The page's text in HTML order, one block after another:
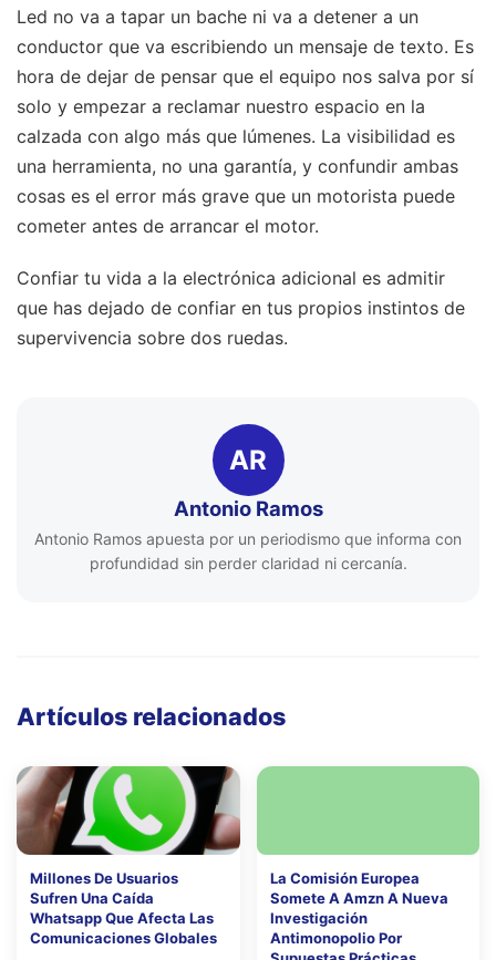
Led no va a tapar un bache ni va a detener a un
conductor que va escribiendo un mensaje de texto. Es
hora de dejar de pensar que el equipo nos salva por sí
solo y empezar a reclamar nuestro espacio en la
calzada con algo más que lúmenes. La visibilidad es
una herramienta, no una garantía, y confundir ambas
cosas es el error más grave que un motorista puede
cometer antes de arrancar el motor.
Confiar tu vida a la electrónica adicional es admitir
que has dejado de confiar en tus propios instintos de
supervivencia sobre dos ruedas.
AR
Antonio Ramos
Antonio Ramos apuesta por un periodismo que informa con
profundidad sin perder claridad ni cercanía.
Artículos relacionados
Millones De Usuarios
Sufren Una Caída
Whatsapp Que Afecta Las
Comunicaciones Globales
La Comisión Europea
Somete A Amzn A Nueva
Investigación
Antimonopolio Por